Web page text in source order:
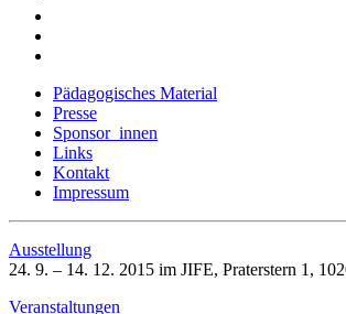
Pädagogisches Material
Presse
Sponsor_innen
Links
Kontakt
Impressum
Ausstellung
24. 9. – 14. 12. 2015 im JIFE, Praterstern 1,
Veranstaltungen